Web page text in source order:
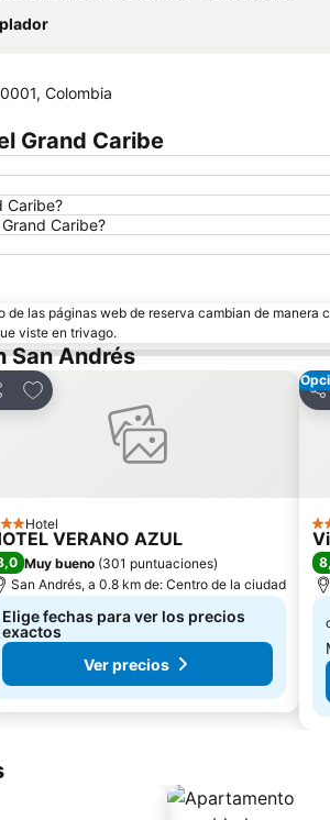
Colombia
Grand Caribe
Caribe?
Caribe?
las páginas web de reserva cambian de manera
viste en trivago.
San Andrés
Agregar a favoritos
Hotel
VERANO AZUL
Muy bueno (301 puntuaciones)
San Andrés, a 0.8 km de: Centro de la ciudad
Elige fechas para ver los precios
exactos
Ver precios
2